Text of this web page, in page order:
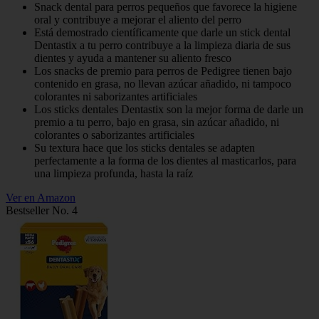
Snack dental para perros pequeños que favorece la higiene
oral y contribuye a mejorar el aliento del perro
Está demostrado científicamente que darle un stick dental
Dentastix a tu perro contribuye a la limpieza diaria de sus
dientes y ayuda a mantener su aliento fresco
Los snacks de premio para perros de Pedigree tienen bajo
contenido en grasa, no llevan azúcar añadido, ni tampoco
colorantes ni saborizantes artificiales
Los sticks dentales Dentastix son la mejor forma de darle un
premio a tu perro, bajo en grasa, sin azúcar añadido, ni
colorantes o saborizantes artificiales
Su textura hace que los sticks dentales se adapten
perfectamente a la forma de los dientes al masticarlos, para
una limpieza profunda, hasta la raíz
Ver en Amazon
Bestseller No. 4